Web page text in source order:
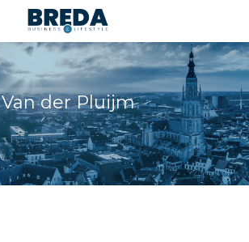
Van der Pluijm